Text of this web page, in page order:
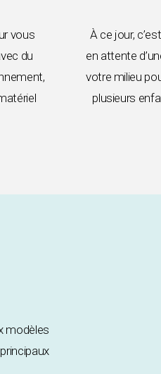
vous
du
À ce jour,
en attente
votre milieu
plusieurs
modèles